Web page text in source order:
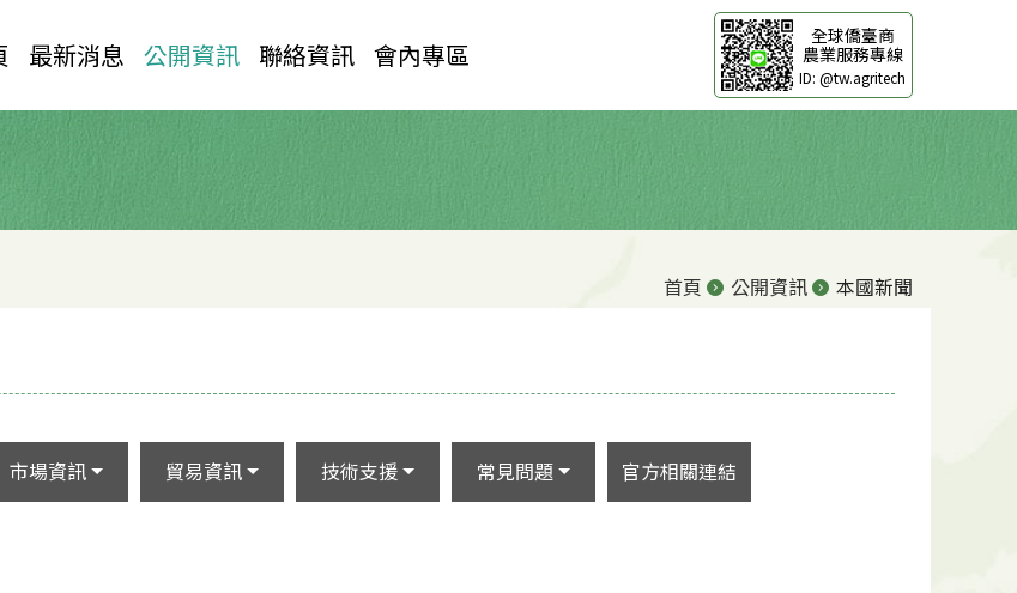
最新消息 公開資訊 聯絡資訊 會內專區
全球僑臺商
農業服務專線
ID: @tw.agritech
首頁 公開資訊 本國新聞
市場資訊 貿易資訊 技術支援 常見問題 官方相關連結